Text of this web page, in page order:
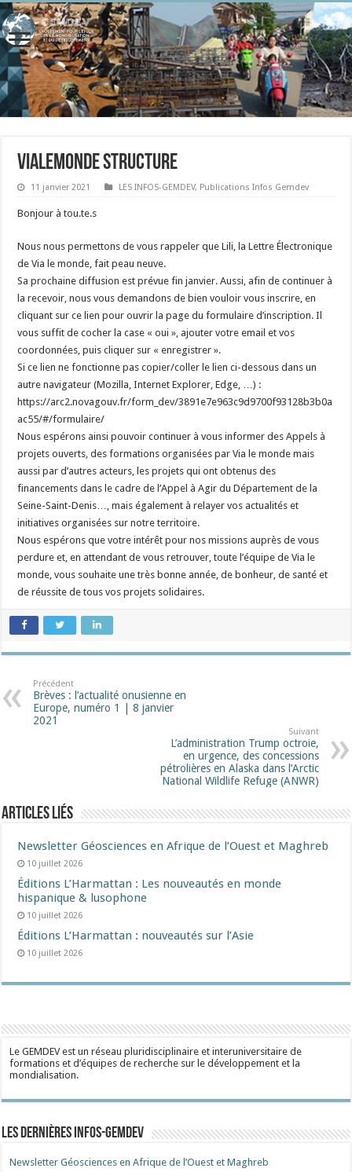
VIALEMONDE Structure
11 janvier 2021 LES INFOS-GEMDEV, Publications Infos Gemdev
Bonjour à tou.te.s
Nous nous permettons de vous rappeler que Lili, la Lettre Électronique
de Via le monde, fait peau neuve.
Sa prochaine diffusion est prévue fin janvier. Aussi, afin de continuer à
la recevoir, nous vous demandons de bien vouloir vous inscrire, en
cliquant sur ce lien pour ouvrir la page du formulaire d’inscription. Il
vous suffit de cocher la case « oui », ajouter votre email et vos
coordonnées, puis cliquer sur « enregistrer ».
Si ce lien ne fonctionne pas copier/coller le lien ci-dessous dans un
autre navigateur (Mozilla, Internet Explorer, Edge, …) :
https://arc2.novagouv.fr/form_dev/3891e7e963c9d9700f93128b3b0a
ac55/#/formulaire/
Nous espérons ainsi pouvoir continuer à vous informer des Appels à
projets ouverts, des formations organisées par Via le monde mais
aussi par d’autres acteurs, les projets qui ont obtenus des
financements dans le cadre de l’Appel à Agir du Département de la
Seine-Saint-Denis…, mais également à relayer vos actualités et
initiatives organisées sur notre territoire.
Nous espérons que votre intérêt pour nos missions auprès de vous
perdure et, en attendant de vous retrouver, toute l’équipe de Via le
monde, vous souhaite une très bonne année, de bonheur, de santé et
de réussite de tous vos projets solidaires.
Précédent
Brèves : l’actualité onusienne en
Europe, numéro 1 | 8 janvier
2021
Suivant
L’administration Trump octroie,
en urgence, des concessions
pétrolières en Alaska dans l’Arctic
National Wildlife Refuge (ANWR)
Articles liés
Newsletter Géosciences en Afrique de l’Ouest et Maghreb
10 juillet 2026
Éditions L’Harmattan : Les nouveautés en monde
hispanique & lusophone
10 juillet 2026
Éditions L’Harmattan : nouveautés sur l’Asie
10 juillet 2026
Le GEMDEV est un réseau pluridisciplinaire et interuniversitaire de
formations et d’équipes de recherche sur le développement et la
mondialisation.
Les dernières Infos-Gemdev
Newsletter Géosciences en Afrique de l’Ouest et Maghreb